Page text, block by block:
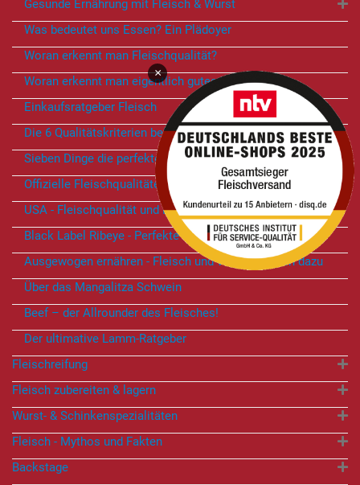
Gesunde Ernährung mit Fleisch & Wurst
Was bedeutet uns Essen? Ein Plädoyer
Woran erkennt man Fleischqualität?
Woran erkennt man eigentlich gutes Fleisch?
Einkaufsratgeber Fleisch
Die 6 Qualitätskriterien bei Rindfleisch
Sieben Dinge die perfektes von gutem Fleisch unterscheiden
Offizielle Fleischqualitäten - Vergleich USA vs. Deutschland
USA - Fleischqualität und Nationalstolz
Black Label Ribeye - Perfekte Marmorierung
Ausgewogen ernähren - Fleisch und Wurst gehören dazu
Über das Mangalitza Schwein
Beef – der Allrounder des Fleisches!
Der ultimative Lamm-Ratgeber
Fleischreifung
Fleisch zubereiten & lagern
Wurst- & Schinkenspezialitäten
Fleisch - Mythos und Fakten
Backstage
×